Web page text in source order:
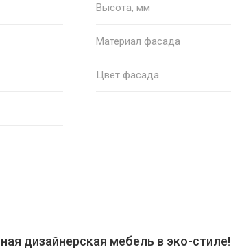
Высота, мм
Материал фасада
Цвет фасада
дизайнерская мебель в эко-стиле!